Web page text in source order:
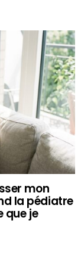
mon
la pédiatre
que je